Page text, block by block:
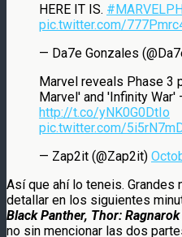
HERE IT IS.
pic.twitter.com/
— Da7e Gonzales
Marvel reveals Phase 3
Marvel' and 'Infinity War'
http://t.co/yNK0G0DtIo
pic.twitter.com/
— Zap2it (@Zap2it)
Así que ahí lo teneis. Grandes
detallar en los siguientes
Black Panther, Thor: Ragnarok
no sin mencionar las dos